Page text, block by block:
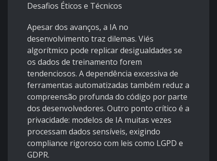
Desafios Éticos e Técnicos
Apesar dos avanços, a IA no
desenvolvimento traz dilemas. Viés
algorítmico pode replicar desigualdades se
os dados de treinamento forem
tendenciosos. A dependência excessiva de
ferramentas automatizadas também reduz a
compreensão profunda do código por parte
dos desenvolvedores. Outro ponto crítico é a
privacidade: modelos de IA muitas vezes
processam dados sensíveis, exigindo
compliance rigoroso com leis como LGPD e
GDPR.